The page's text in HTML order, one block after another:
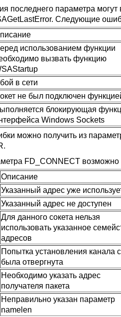
последнего параметра
Следующие
использованием функции
вызвать функцию
в сети
не был подключен
блокирующая
Windows Sockets
можно получить из
.
FD_CONNECT
Описание
Указанный адрес уже
Указанный адрес не доступен
Для данного сокета нельзя
использовать указанное
адресов
Попытка установления канала
была отвергнута
Необходимо указать адрес
получателя пакета
Неправильно указан параметр
namelen